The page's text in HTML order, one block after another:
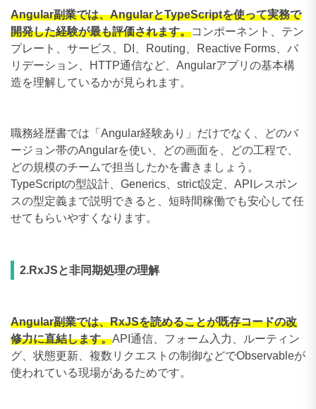
Angular副業では、AngularとTypeScriptを使って実務で
開発した経験が最も評価されます。コンポーネント、テン
プレート、サービス、DI、Routing、Reactive Forms、バ
リデーション、HTTP通信など、Angularアプリの基本構
造を理解しているかが見られます。
職務経歴書では「Angular経験あり」だけでなく、どのバ
ージョン帯のAngularを使い、どの画面を、どの工程で、
どの規模のチームで担当したかを書きましょう。
TypeScriptの型設計、Generics、strict設定、APIレスポン
スの型定義まで説明できると、短時間稼働でも安心して任
せてもらいやすくなります。
2.RxJSと非同期処理の理解
Angular副業では、RxJSを読めることが既存コードの改
修力に直結します。API通信、フォーム入力、ルーティン
グ、状態更新、複数リクエストの制御などでObservableが
使われている現場があるためです。